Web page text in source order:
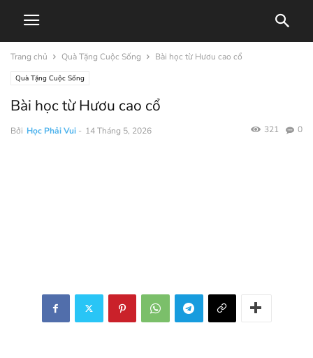
Trang chủ Quà Tặng Cuộc Sống Bài học từ Hươu cao cổ
Quà Tặng Cuộc Sống
Bài học từ Hươu cao cổ
Bởi Học Phải Vui - 14 Tháng 5, 2026 0
321